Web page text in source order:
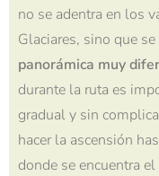
no se adentra en los
Glaciares, sino que
panorámica muy
durante la ruta es
gradual y sin
hacer la ascensión
donde se encuentra